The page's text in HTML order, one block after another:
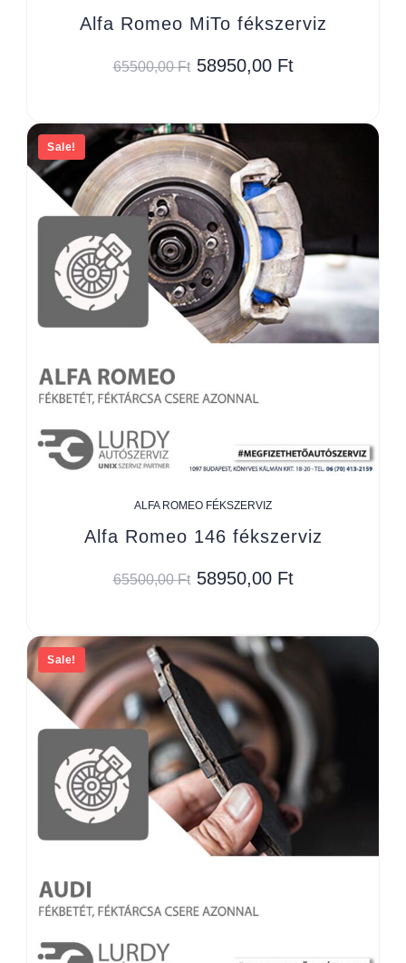
Alfa Romeo MiTo fékszerviz
65500,00Ft 58950,00 Ft
Sale!
ALFA ROMEO FÉKSZERVIZ
Alfa Romeo 146 fékszerviz
65500,00Ft 58950,00 Ft
Sale!